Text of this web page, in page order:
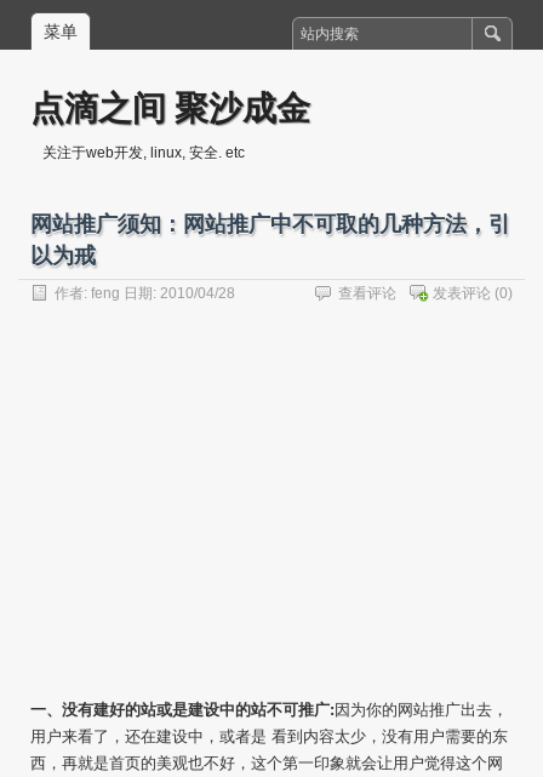
菜单
点滴之间 聚沙成金
关注于web开发, linux, 安全. etc
网站推广须知：网站推广中不可取的几种方法，引
以为戒
作者: feng 日期: 2010/04/28 发表评论 (0)
查看评论
一、没有建好的站或是建设中的站不可推广: 因为你的网站推广出去，
用户来看了，还在建设中，或者是 看到内容太少，没有用户需要的东
西，再就是首页的美观也不好，这个第一印象就会让用户觉得这个网